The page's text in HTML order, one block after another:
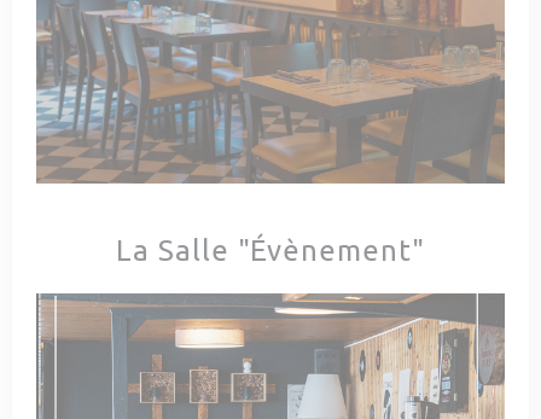
La Salle "Évènement"